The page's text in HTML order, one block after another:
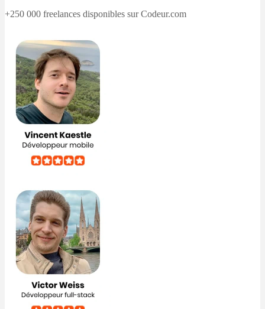
+250 000 freelances disponibles sur Codeur.com